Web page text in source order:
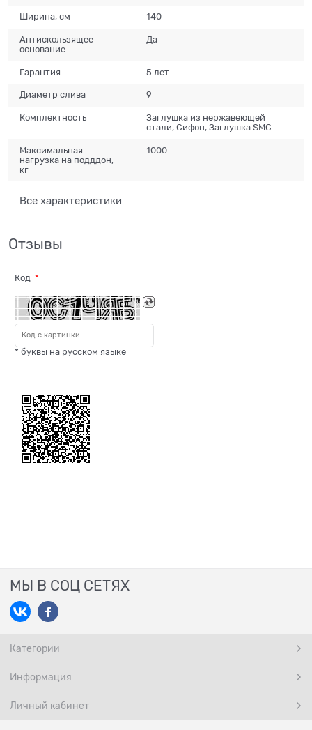
Ширина, см 140
Антискользящее
основание
Да
Гарантия 5 лет
Диаметр слива 9
Комплектность
Заглушка из нержавеющей
стали, Сифон, Заглушка SMC
Максимальная
нагрузка на подддон,
кг
1000
Все характеристики
Отзывы
Код
* буквы на русском языке
МЫ В СОЦ СЕТЯХ
Категории
Информация
Личный кабинет